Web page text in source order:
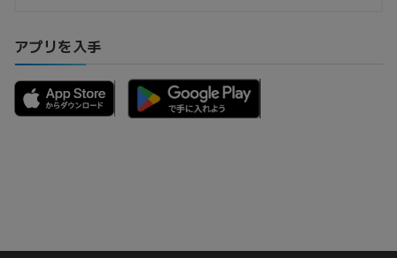
アプリを入手